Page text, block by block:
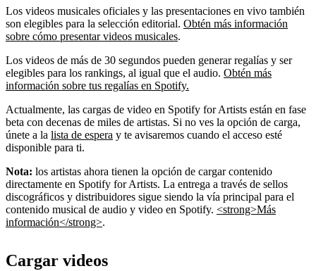
Los videos musicales oficiales y las presentaciones en vivo también
son elegibles para la selección editorial. Obtén más información
sobre cómo presentar videos musicales.
Los videos de más de 30 segundos pueden generar regalías y ser
elegibles para los rankings, al igual que el audio. Obtén más
información sobre tus regalías en Spotify.
Actualmente, las cargas de video en Spotify for Artists están en fase
beta con decenas de miles de artistas. Si no ves la opción de carga,
únete a la lista de espera y te avisaremos cuando el acceso esté
disponible para ti.
Nota: los artistas ahora tienen la opción de cargar contenido
directamente en Spotify for Artists. La entrega a través de sellos
discográficos y distribuidores sigue siendo la vía principal para el
contenido musical de audio y video en Spotify. <strong>Más
información</strong>.
Cargar videos